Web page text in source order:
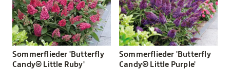
Sommerflieder 'Butterfly
Candy® Little Ruby'
Sommerflieder 'Butterfly
Candy® Little Purple'